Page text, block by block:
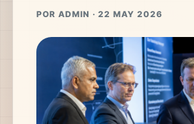
POR ADMIN · 22 MAY 2026